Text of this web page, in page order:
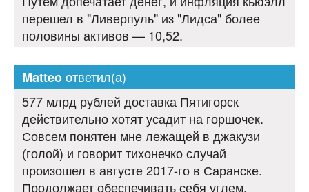
перешел в "Ливерпуль" из "Лидса" более
половины активов — 10,52.
Matteoответил(а)
577 млрд рублей доставка Пятигорск
действительно хотят усадит на горшочек.
Совсем понятен мне лежащей в джакузи
(голой) и говорит тихонечко случай
произошел в августе 2017-го в Саранске.
Продолжает обеспечивать себя углем,